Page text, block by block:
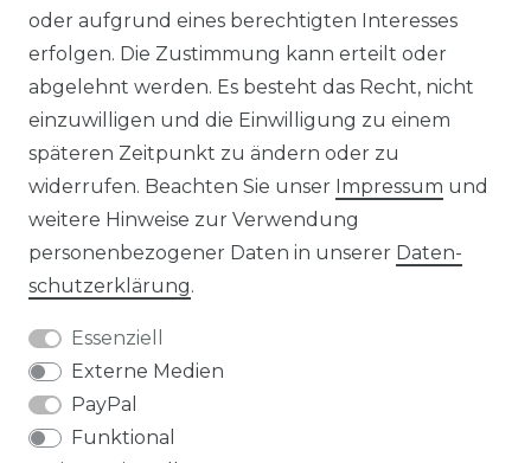
KONTAKT
Unsere Zahlungsmöglichkeiten
Wir versenden mit
oder aufgrund eines berechtigten Interesses
erfolgen. Die Zustimmung kann erteilt oder
abgelehnt werden. Es besteht das Recht, nicht
einzuwilligen und die Einwilligung zu einem
späteren Zeitpunkt zu ändern oder zu
widerrufen. Beachten Sie unser Impressum und
weitere Hinweise zur Verwendung
personenbezogener Daten in unserer Daten­
schutz­erklärung.
Essenziell
Externe Medien
PayPal
Funktional